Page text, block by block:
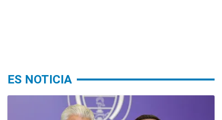
ES NOTICIA